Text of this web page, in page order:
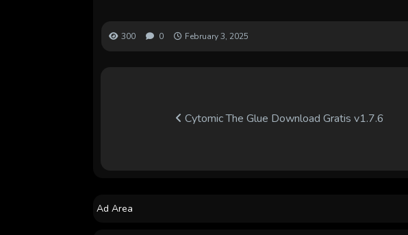
300 0 February 3, 2025
Cytomic The Glue Download Gratis v1.7.6
Ad Area